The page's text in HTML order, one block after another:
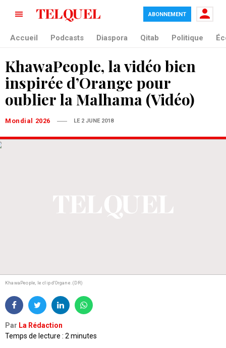
ABONNEMENT
Accueil Podcasts Diaspora Qitab Politique
KhawaPeople, la vidéo bien
inspirée d’Orange pour
oublier la Malhama (Vidéo)
Mondial 2026 LE 2 JUNE 2018
KhawaPeople, le clip d'Organe. (DR)
Par La Rédaction
Temps de lecture : 2 minutes